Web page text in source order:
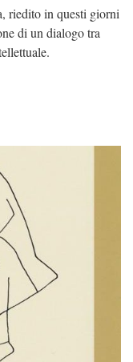
riedito in questi giorni
di un dialogo tra